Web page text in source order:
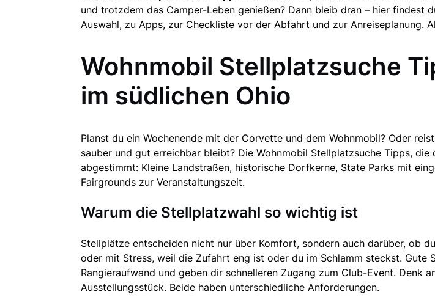
und trotzdem das Camper-Leben genießen? Dann bleib dran – hier
Auswahl, zu Apps, zur Checkliste vor der Abfahrt und zur Anreiseplanung.
Wohnmobil Stellplatzsuche
im südlichen Ohio
Planst du ein Wochenende mit der Corvette und dem Wohnmobil? Oder
sauber und gut erreichbar bleibt? Die Wohnmobil Stellplatzsuche Tipps,
abgestimmt: Kleine Landstraßen, historische Dorfkerne, State Parks mit
Fairgrounds zur Veranstaltungszeit.
Warum die Stellplatzwahl so wichtig ist
Stellplätze entscheiden nicht nur über Komfort, sondern auch darüber, ob
oder mit Stress, weil die Zufahrt eng ist oder du im Schlamm steckst. Gute
Rangieraufwand und geben dir schnelleren Zugang zum Club-Event. Denk
Ausstellungsstück. Beide haben unterschiedliche Anforderungen.